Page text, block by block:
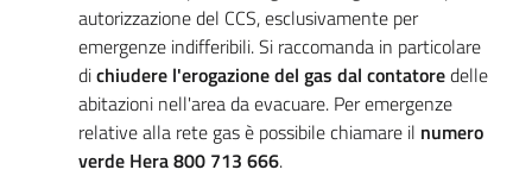
autorizzazione del CCS, esclusivamente per
emergenze indifferibili. Si raccomanda in particolare
dichiudere l'erogazione del gas dal contatoredelle
abitazioni nell'area da evacuare. Per emergenze
relative alla rete gas è possibile chiamare il numero
verde Hera 800 713 666.